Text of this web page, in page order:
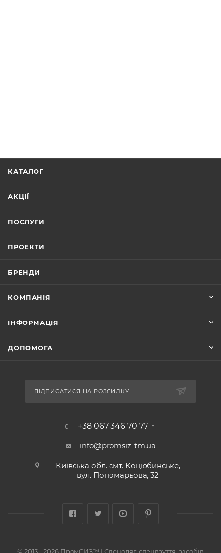
КАТАЛОГ
АКЦІЇ
ПОСЛУГИ
ПРОЕКТИ
БРЕНДИ
КОМПАНІЯ
ІНФОРМАЦІЯ
ДОПОМОГА
ПІДПИСАТИСЯ НА РОЗСИЛКУ
+38 067 346 70 77
info@promsiz-tm.ua
Київська обл. смт. Коцюбинське,
вул. Пономарьова, 32
© 2013 - 2026 ПромСИЗ™ | Спецодяг, спецвзуття, засобів